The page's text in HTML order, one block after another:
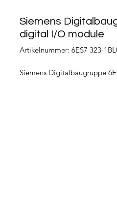
Siemens
digital I/O module
Artikelnummer: 6ES7 323-
Siemens Digitalbaugruppe